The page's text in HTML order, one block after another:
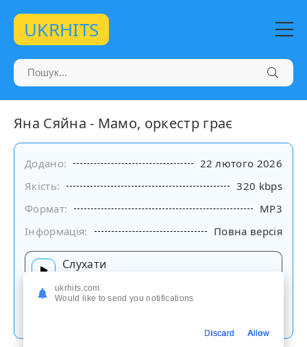
UKRHITS
Яна Сяйна - Мамо, оркестр грає
Додано:
22 лютого 2026
Якість:
320 kbps
Формат:
MP3
Інформація:
Повна версія
Слухати
ukrhits.com
Would like to send you notifications
Discard Allow